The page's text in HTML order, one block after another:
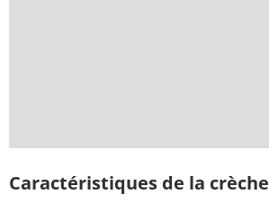
Caractéristiques de la crèche